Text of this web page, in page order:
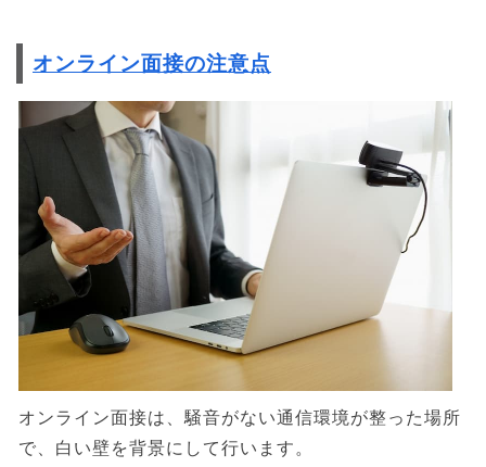
オンライン面接の注意点
オンライン面接は、騒音がない通信環境が整った場所
で、白い壁を背景にして行います。